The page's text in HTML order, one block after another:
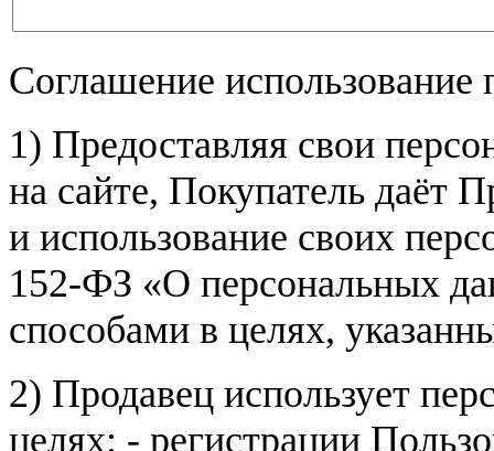
Соглашение
1) Предоставляя свои
на сайте, Покупатель даёт
и использование своих
152-ФЗ «О персональных
способами в целях,
2) Продавец использует
целях: - регистрации